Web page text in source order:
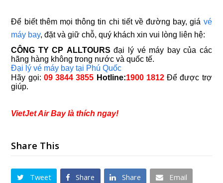
Để biết thêm mọi thông tin chi tiết về đường bay, giá vé
máy bay, đặt và giữ chỗ, quý khách xin vui lòng liên hệ:
CÔNG TY CP ALLTOURS đại lý vé máy bay của các
hãng hàng không trong nước và quốc tế.
Đại lý vé máy bay tại Phú Quốc
Hãy gọi: 09 3844 3855 Hotline:1900 1812Để được trợ
giúp.
VietJet Air Bay là thích ngay!
Share This
Tweet Share Share Email